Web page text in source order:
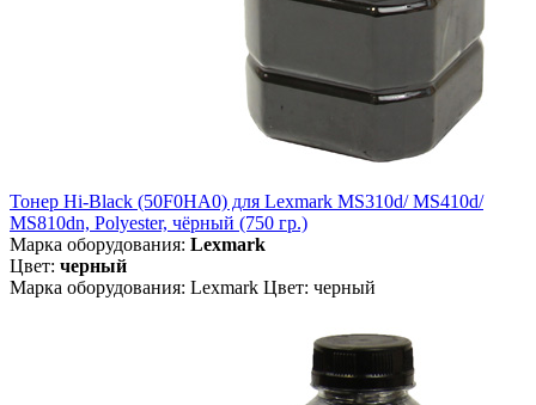
Тонер Hi-Black (50F0HA0) для Lexmark MS310d/ MS410d/
MS810dn, Polyester, чёрный (750 гр.)
Марка оборудования: Lexmark
Цвет: черный
Марка оборудования: Lexmark Цвет: черный